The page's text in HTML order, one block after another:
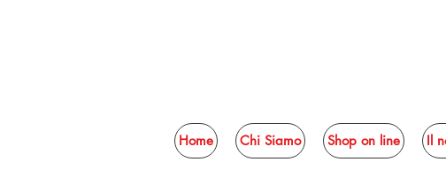
Home Chi Siamo Shop on line Il